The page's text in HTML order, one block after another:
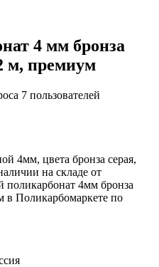
4 мм бронза
м, премиум
7 пользователей
4мм, цвета бронза серая,
на складе от
поликарбонат 4мм бронза
в Поликарбомаркете по